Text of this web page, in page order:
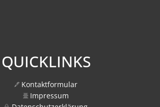
QUICKLINKS
Kontaktformular
Impressum